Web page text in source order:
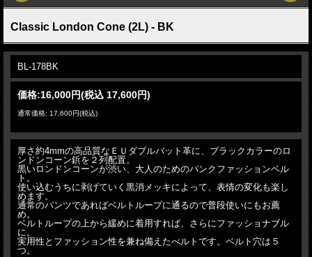
Classic London Cone (2L) - BK
BL-178BK
価格:16,000円(税込 17,600円)
通常価格: 17,600円(税込)
厚さ約4mmの高品質なＥＵダブルバット革に、ブラックカラーのロ
ンドンコーン鋲を２列配置。
黒いロンドンコーンが渋い、大人のためのパンクファッションベル
ト。
使い込むうちに剥げていく黒消メッキによって、表情の変化も楽し
めます。
通常のパンツであればベルトループに通るので普段使いにもお薦
め。
ベルトループの上から緩めに着用すれば、さらにファッショナブル
に。
実用性とファッション性を兼ね備えたべルトです。ベルト穴は５
つ。